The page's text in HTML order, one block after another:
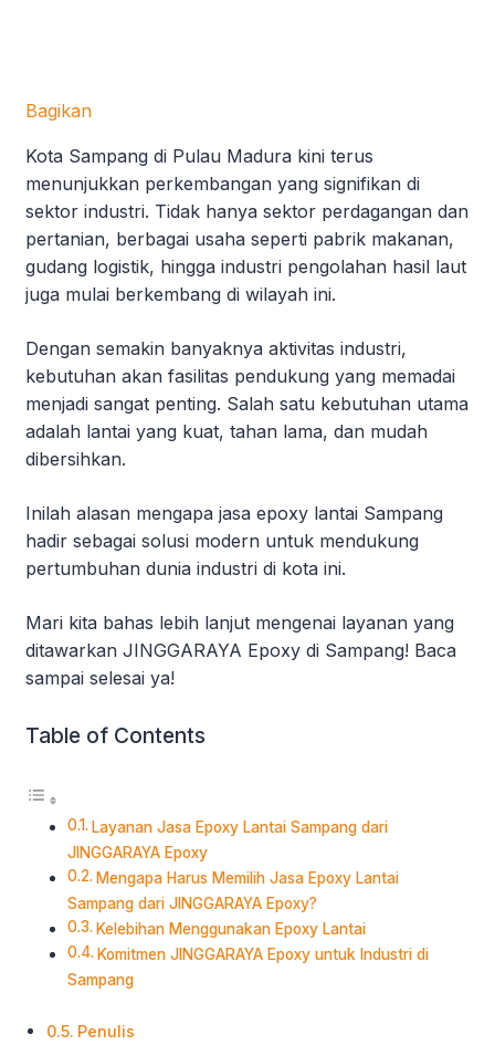
Bagikan
Kota Sampang di Pulau Madura kini terus
menunjukkan perkembangan yang signifikan di
sektor industri. Tidak hanya sektor perdagangan dan
pertanian, berbagai usaha seperti pabrik makanan,
gudang logistik, hingga industri pengolahan hasil laut
juga mulai berkembang di wilayah ini.
Dengan semakin banyaknya aktivitas industri,
kebutuhan akan fasilitas pendukung yang memadai
menjadi sangat penting. Salah satu kebutuhan utama
adalah lantai yang kuat, tahan lama, dan mudah
dibersihkan.
Inilah alasan mengapa jasa epoxy lantai Sampang
hadir sebagai solusi modern untuk mendukung
pertumbuhan dunia industri di kota ini.
Mari kita bahas lebih lanjut mengenai layanan yang
ditawarkan JINGGARAYA Epoxy di Sampang! Baca
sampai selesai ya!
Table of Contents
Layanan Jasa Epoxy Lantai Sampang dari
JINGGARAYA Epoxy
Mengapa Harus Memilih Jasa Epoxy Lantai
Sampang dari JINGGARAYA Epoxy?
Kelebihan Menggunakan Epoxy Lantai
Komitmen JINGGARAYA Epoxy untuk Industri di
Sampang
Penulis